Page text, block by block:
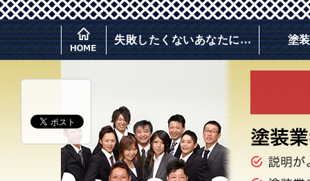
失敗したくないあなたに… 塗